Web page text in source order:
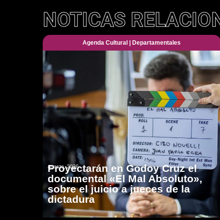
NOTICAS
Agenda Cultural Departamentales
agosto, 2026
Proyectarán en Godoy Cruz el
documental «El Mal Absoluto»,
sobre el juicio a jueces de la
dictadura